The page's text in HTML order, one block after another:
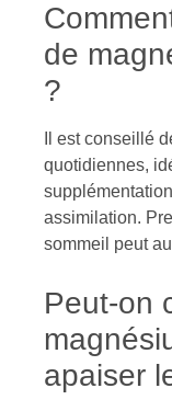
de
?
Il est conseillé
quotidiennes,
assimilation.
sommeil peut
Peut-on
apaiser